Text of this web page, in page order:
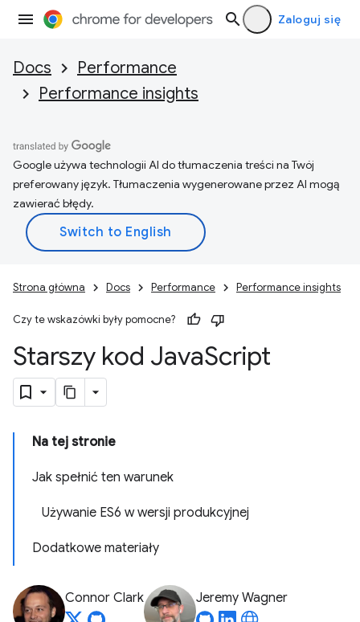
Zaloguj się
Docs
Performance
Performance insights
Google używa technologii AI do tłumaczenia treści na Twój
preferowany język. Tłumaczenia wygenerowane przez AI mogą
zawierać błędy.
Strona główna Docs Performance Performance insights
Czy te wskazówki były pomocne?
Starszy kod JavaScript
Na tej stronie
Jak spełnić ten warunek
Używanie ES6 w wersji produkcyjnej
Dodatkowe materiały
Connor Clark Jeremy Wagner